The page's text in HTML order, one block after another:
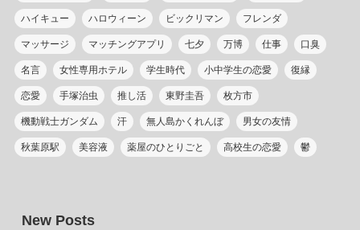
ハイキュー ハロウィーン ビックリマン フレンダ
マッサージ マッチングアプリ 七夕 万博 仕事 口臭
名言 女性専用ホテル 学生時代 小中学生の恋愛 復縁
恋愛 手塚治虫 推し活 東野圭吾 枚方市
機動戦士ガンダム 汗 無人島かくれんぼ 男女の友情
秋葉原駅 美容液 薬屋のひとりごと 高校生の恋愛 鬱
New Posts